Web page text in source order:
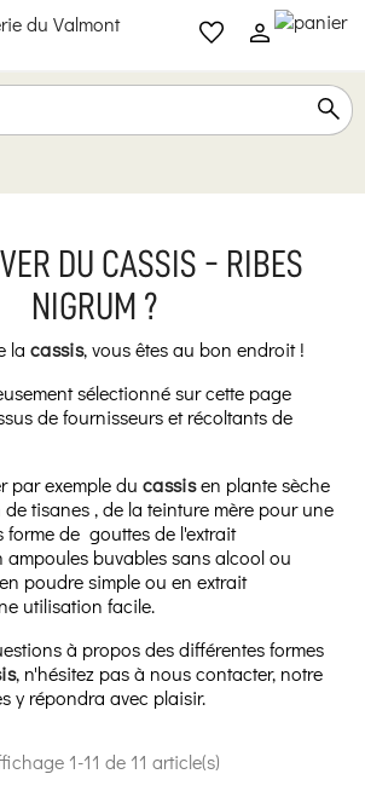
DU CASSIS - RIBES
NIGRUM ?
la cassis, vous êtes au bon endroit !
sélectionné sur cette page
de fournisseurs et récoltants de
par exemple du cassisen plante sèche
tisanes , de la teinture mère pour une
de gouttes de l'extrait
ampoules buvables sans alcool ou
poudre simple ou en extrait
utilisation facile.
à propos des différentes formes
, n'hésitez pas à nous contacter, notre
y répondra avec plaisir.
1-11 de 11 article(s)